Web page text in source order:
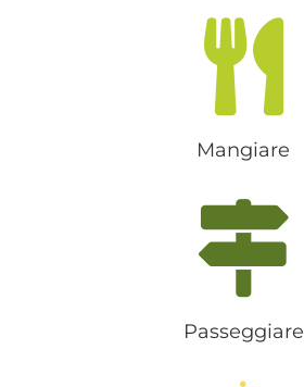
Mangiare
Passeggiare